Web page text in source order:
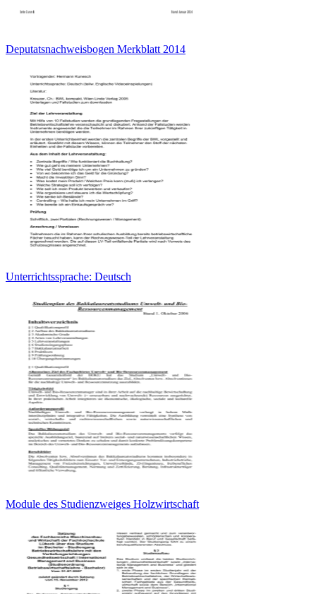
Deputatsnachweisbogen Merkblatt 2014
Unterrichtssprache: Deutsch
Module des Studienzweiges Holzwirtschaft